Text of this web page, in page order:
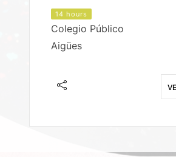
14 hours
Colegio Público
Aigües